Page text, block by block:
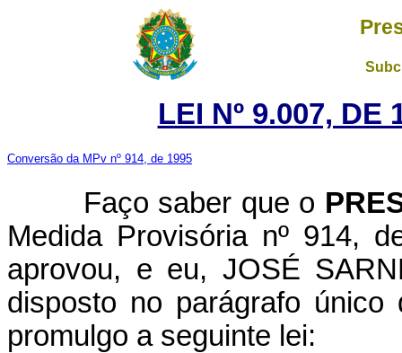
LEI Nº 9.007, DE
Conversão da MPv nº 914, de 1995
Faço saber que o
Medida Provisória nº 914,
aprovou, e eu, JOSÉ
disposto no parágrafo
promulgo a seguinte lei: